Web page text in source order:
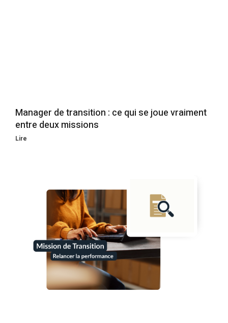
Manager de transition : ce qui se joue vraiment
entre deux missions
Lire